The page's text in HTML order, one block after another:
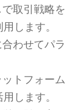
取引戦略を
します。
わせてパラ
トフォーム
します。